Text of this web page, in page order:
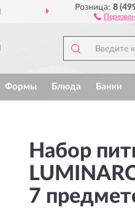
Розница:8
Формы Блюда Банки
Набор
7